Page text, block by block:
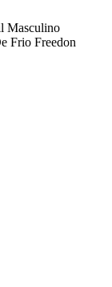
Masculino
Frio Freedon